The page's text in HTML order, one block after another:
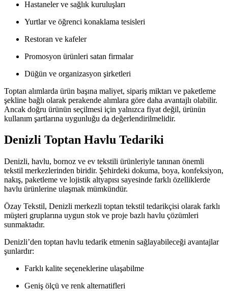
Hastaneler ve sağlık kuruluşları
Yurtlar ve öğrenci konaklama tesisleri
Restoran ve kafeler
Promosyon ürünleri satan firmalar
Düğün ve organizasyon şirketleri
Toptan alımlarda ürün başına maliyet, sipariş miktarı ve paketleme
şekline bağlı olarak perakende alımlara göre daha avantajlı olabilir.
Ancak doğru ürünün seçilmesi için yalnızca fiyat değil, ürünün
kullanım şartlarına uygunluğu da değerlendirilmelidir.
Denizli Toptan Havlu Tedariki
Denizli, havlu, bornoz ve ev tekstili ürünleriyle tanınan önemli
tekstil merkezlerinden biridir. Şehirdeki dokuma, boya, konfeksiyon,
nakış, paketleme ve lojistik altyapısı sayesinde farklı özelliklerde
havlu ürünlerine ulaşmak mümkündür.
Özay Tekstil, Denizli merkezli toptan tekstil tedarikçisi olarak farklı
müşteri gruplarına uygun stok ve proje bazlı havlu çözümleri
sunmaktadır.
Denizli’den toptan havlu tedarik etmenin sağlayabileceği avantajlar
şunlardır:
Farklı kalite seçeneklerine ulaşabilme
Geniş ölçü ve renk alternatifleri